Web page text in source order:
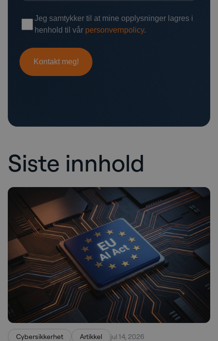
Siste innhold
Cybersikkerhet Artikkel jul 14, 2026